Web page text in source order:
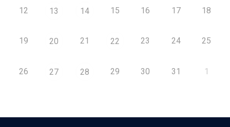
12 13 14 15 16 17 18
19 20 21 22 23 24 25
26 27 28 29 30 31 1